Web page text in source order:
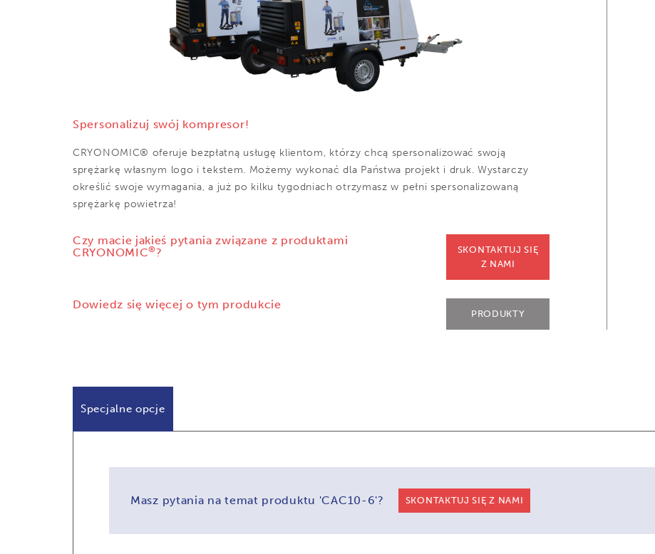
Spersonalizuj swój kompresor!
CRYONOMIC® oferuje bezpłatną usługę klientom, którzy chcą spersonalizować swoją
sprężarkę własnym logo i tekstem. Możemy wykonać dla Państwa projekt i druk. Wystarczy
określić swoje wymagania, a już po kilku tygodniach otrzymasz w pełni spersonalizowaną
sprężarkę powietrza!
Czy macie jakieś pytania związane z produktami
CRYONOMIC®?
SKONTAKTUJ SIĘ
Z NAMI
Dowiedz się więcej o tym produkcie
PRODUKTY
Specjalne opcje
Masz pytania na temat produktu 'CAC10-6'? SKONTAKTUJ SIĘ Z NAMI